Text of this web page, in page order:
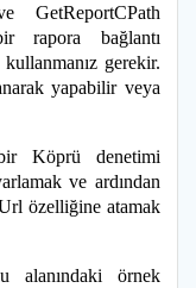
GetReportCPath
rapora bağlantı
gerekir.
yapabilir veya
Köprü denetimi
ve ardından
özelliğine atamak
alanındaki örnek